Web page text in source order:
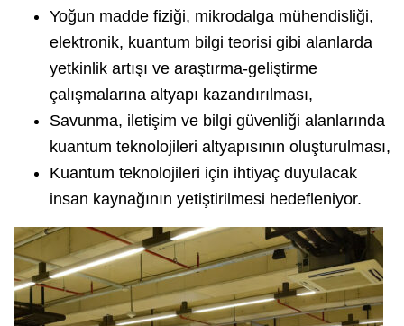
Yoğun madde fiziği, mikrodalga mühendisliği,
elektronik, kuantum bilgi teorisi gibi alanlarda
yetkinlik artışı ve araştırma-geliştirme
çalışmalarına altyapı kazandırılması,
Savunma, iletişim ve bilgi güvenliği alanlarında
kuantum teknolojileri altyapısının oluşturulması,
Kuantum teknolojileri için ihtiyaç duyulacak
insan kaynağının yetiştirilmesi hedefleniyor.